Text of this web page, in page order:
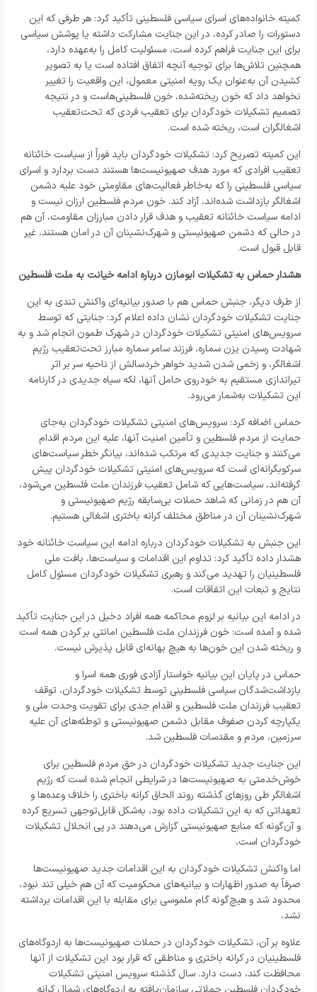
کمیته خانواده‌های اسرای سیاسی فلسطینی تأکید کرد: هر طرفی که این
دستورات را صادر کرده، در این جنایت مشارکت داشته یا پوشش سیاسی
برای این جنایت فراهم کرده است، مسئولیت کامل را به‌عهده دارد،
همچنین تلاش‌ها برای توجیه آنچه اتفاق افتاده است یا به تصویر
کشیدن آن به‌عنوان یک رویه امنیتی معمول، این واقعیت را تغییر
نخواهد داد که خون ریخته‌شده، خون فلسطینی‌هاست و در نتیجه
تصمیم تشکیلات خودگردان برای تعقیب فردی که تحت‌تعقیب
اشغالگران است، ریخته شده است.
این کمیته تصریح کرد: تشکیلات خودگردان باید فوراً از سیاست خائنانه
تعقیب افرادی که مورد هدف صهیونیست‌ها هستند دست بردارد و اسرای
سیاسی فلسطینی را که به‌خاطر فعالیت‌های مقاومتی خود علیه دشمن
اشغالگر بازداشت شده‌اند، آزاد کند. خون مردم فلسطین ارزان نیست و
ادامه سیاست خائنانه تعقیب و هدف قرار دادن مبارزان مقاومت، آن هم
در حالی که دشمن صهیونیستی و شهرک‌نشینان آن در امان هستند، غیر
قابل قبول است.
هشدار حماس به تشکیلات ابومازن درباره ادامه خیانت به ملت فلسطین
از طرف دیگر، جنبش حماس هم با صدور بیانیه‌ای واکنش تندی به این
جنایت تشکیلات خودگردان نشان داده اعلام کرد: جنایتی که توسط
سرویس‌های امنیتی تشکیلات خودگردان در شهرک طمون انجام شد و به
شهادت رسیدن یزن سماره، فرزند سامر سماره مبارز تحت‌تعقیب رژیم
اشغالگر، و زخمی شدن شدید خواهر خردسالش از ناحیه سر بر اثر
تیراندازی مستقیم به خودروی حامل آنها، لکه سیاه جدیدی در کارنامه
این تشکیلات به‌شمار می‌رود.
حماس اضافه کرد: سرویس‌های امنیتی تشکیلات خودگردان به‌جای
حمایت از مردم فلسطین و تأمین امنیت آنها، علیه این مردم اقدام
می‌کنند و جنایت جدیدی که مرتکب شده‌اند، بیانگر خطر سیاست‌های
سرکوبگرانه‌ای است که سرویس‌های امنیتی تشکیلات خودگردان پیش
گرفته‌اند، سیاست‌هایی که شامل تعقیب فرزندان ملت فلسطین می‌شود،
آن هم در زمانی که شاهد حملات بی‌سابقه رژیم صهیونیستی و
شهرک‌نشینان آن در مناطق مختلف کرانه باختری اشغالی هستیم.
این جنبش به تشکیلات خودگردان درباره ادامه این سیاست خائنانه خود
هشدار داده تأکید کرد: تداوم این اقدامات و سیاست‌ها، بافت ملی
فلسطینیان را تهدید می‌کند و رهبری تشکیلات خودگردان مسئول کامل
نتایج و تبعات این اتفاقات است.
در ادامه این بیانیه بر لزوم محاکمه همه افراد دخیل در این جنایت تأکید
شده و آمده است: خون فرزندان ملت فلسطین امانتی بر گردن همه است
و ریخته شدن این خون‌ها به هیچ بهانه‌ای قابل پذیرش نیست.
حماس در پایان این بیانیه خواستار آزادی فوری همه اسرا و
بازداشت‌شدگان سیاسی فلسطینی توسط تشکیلات خودگردان، توقف
تعقیب فرزندان ملت فلسطین و اقدام جدی برای تقویت وحدت ملی و
یکپارچه کردن صفوف مقابل دشمن صهیونیستی و توطئه‌های آن علیه
سرزمین، مردم و مقدسات فلسطین شد.
این جنایت جدید تشکیلات خودگردان در حق مردم فلسطین برای
خوش‌خدمتی به صهیونیست‌ها در شرایطی انجام شده است که رژیم
اشغالگر طی روزهای گذشته روند الحاق کرانه باختری را خلاف وعده‌ها و
تعهداتی که به این تشکیلات داده بود، به‌شکل قابل‌توجهی تسریع کرده
و آن‌گونه که منابع صهیونیستی گزارش می‌دهند در پی انحلال تشکیلات
خودگردان است،
اما واکنش تشکیلات خودگردان به این اقدامات جدید صهیونیست‌ها
صرفاً به صدور اظهارات و بیانیه‌های محکومیت که آن هم خیلی تند نبود،
محدود شد و هیچ‌گونه گام ملموسی برای مقابله با این اقدامات برداشته
نشد،
علاوه بر آن، تشکیلات خودگردان در حملات صهیونیست‌ها به اردوگاه‌های
فلسطینیان در کرانه باختری و مناطقی که قرار بود این تشکیلات از آنها
محافظت کند، دست دارد. سال گذشته سرویس امنیتی تشکیلات